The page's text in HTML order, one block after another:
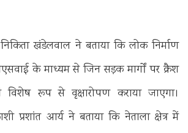
निकिता खंडेलवाल ने बताया कि लोक निर्माण
के माध्यम से जिन सड़क मार्गों पर क्रैश
विशेष रूप से वृक्षारोपण कराया जाएगा।
प्रशांत आर्य ने बताया कि नेताला क्षेत्र में